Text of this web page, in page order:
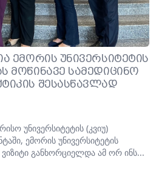
ᲔᲛᲝᲠᲘᲡ ᲣᲜᲘᲕᲔᲠᲡᲘᲢᲔᲢᲘᲡ
ᲛᲝᲬᲘᲜᲐᲕᲔ ᲡᲐᲛᲔᲓᲘᲪᲘᲜᲝ
ᲨᲔᲡᲐᲡᲬᲐᲕᲚᲐᲓ
უნივერსიტეტის (კვიუ)
ემორის უნივერსიტეტის
ვიზიტი განხორციელდა ამ ორ ინს...